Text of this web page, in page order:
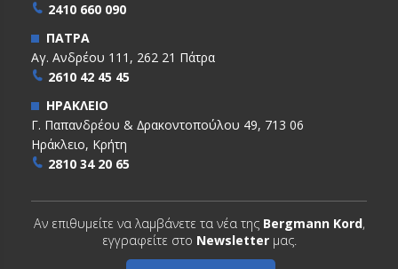
2410 660 090
ΠΑΤΡΑ
Αγ. Ανδρέου 111, 262 21 Πάτρα
2610 42 45 45
ΗΡΑΚΛΕΙΟ
Γ. Παπανδρέου & ∆ρακοντοπούλου 49, 713 06
Ηράκλειο, Κρήτη
2810 34 20 65
Αν επιθυμείτε να λαμβάνετε τα νέα της Bergmann Kord,
εγγραφείτε στο Newsletterμας.